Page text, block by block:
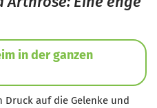
in der ganzen
Druck auf die Gelenke und